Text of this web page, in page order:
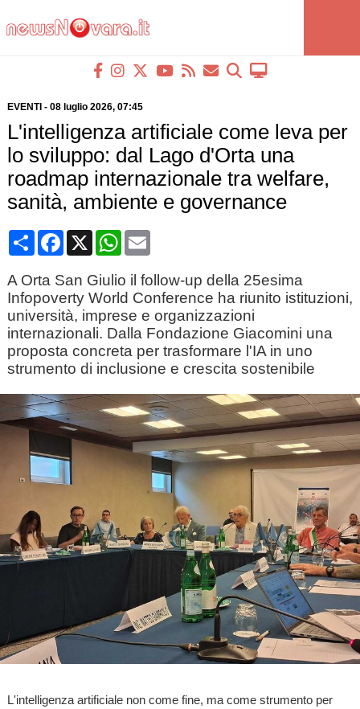
EVENTI - 08 luglio 2026, 07:45
L'intelligenza artificiale come leva per
lo sviluppo: dal Lago d'Orta una
roadmap internazionale tra welfare,
sanità, ambiente e governance
CondividiFacebook
X WhatsApp
Email
A Orta San Giulio il follow-up della 25esima
Infopoverty World Conference ha riunito istituzioni,
università, imprese e organizzazioni
internazionali. Dalla Fondazione Giacomini una
proposta concreta per trasformare l'IA in uno
strumento di inclusione e crescita sostenibile
L'intelligenza artificiale non come fine, ma come strumento per